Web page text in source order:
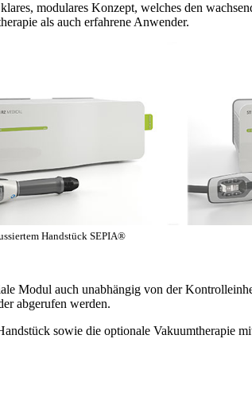
modulares Konzept, welches den
als auch erfahrene Anwender.
Handstück SEPIA®
Modul auch unabhängig von der
abgerufen werden.
sowie die optionale Vakuumtherapie